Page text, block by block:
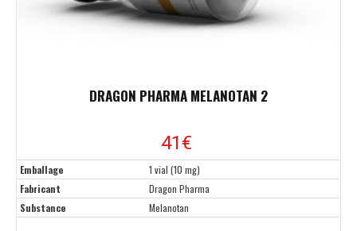
DRAGON PHARMA MELANOTAN 2
41€
Emballage
1 vial (10 mg)
Fabricant
Dragon Pharma
Substance
Melanotan